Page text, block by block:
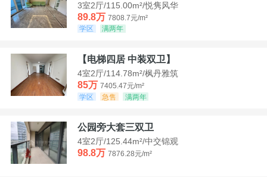
3室2厅/115.00m²/悦隽风华
89.8万 7808.7元/m²
学区
满两年
【电梯四居 中装双卫】
4室2厅/114.78m²/枫丹雅筑
85万 7405.47元/m²
学区
急售 满两年
公园旁大套三双卫
4室2厅/125.44m²/中交锦观
98.8万 7876.28元/m²